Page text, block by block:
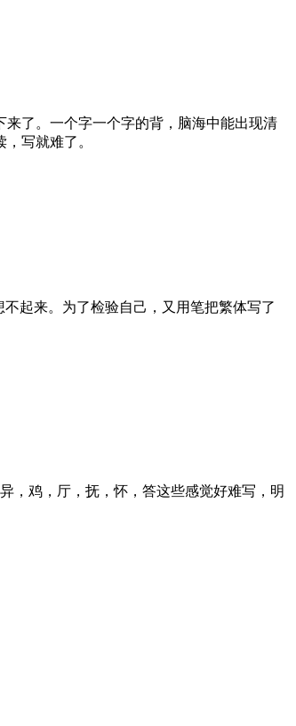
了。一个字一个字的背，脑海中能出现清
写就难了。
起来。为了检验自己，又用笔把繁体写了
，鸡，厅，抚，怀，答这些感觉好难写，明